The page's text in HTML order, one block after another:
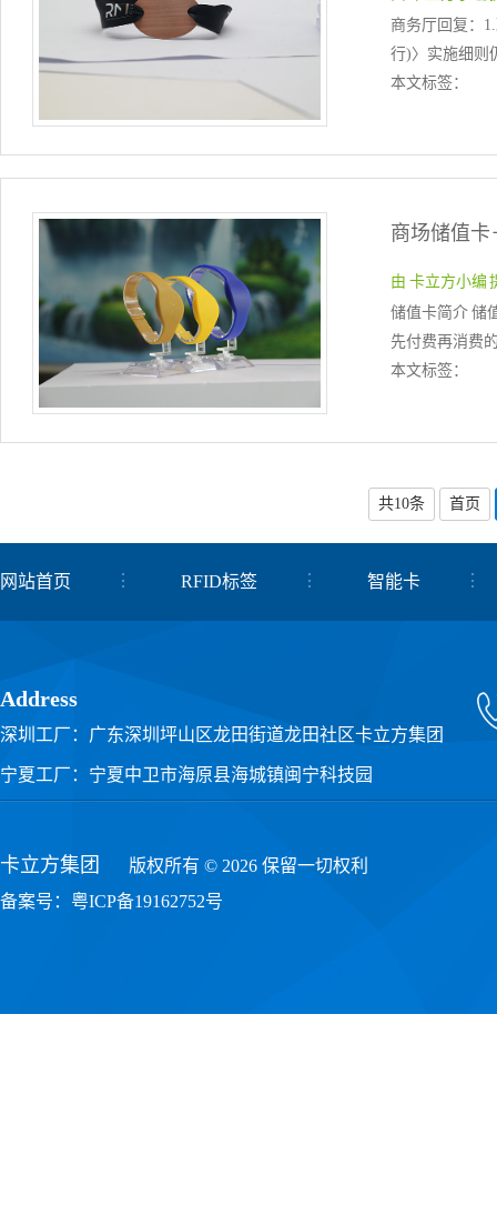
商务厅回复：
行)〉实施细则
本文标签：
由 卡立方小编
储值卡简介 储
先付费再消费
本文标签：
共10条 首页
网站首页 RFID标签 智能卡
关于我们
Address
深圳工厂：广东深圳坪山区龙田街道龙田社区卡立方集团
宁夏工厂：宁夏中卫市海原县海城镇闽宁科技园
卡立方集团
版权所有 © 2026 保留一切权利
备案号： 粤ICP备19162752号